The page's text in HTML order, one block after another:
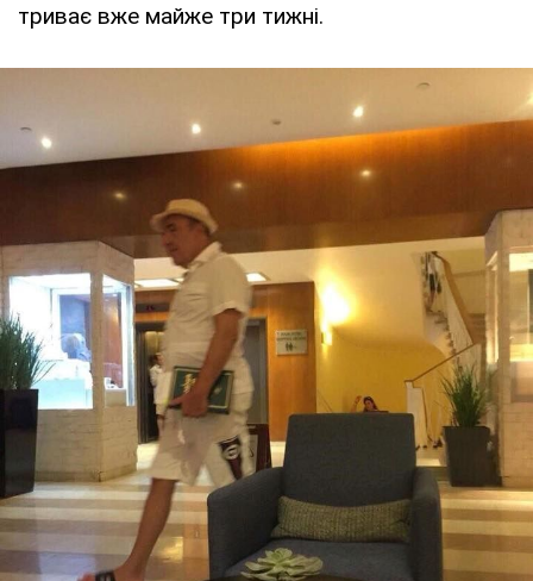
триває вже майже три тижні.